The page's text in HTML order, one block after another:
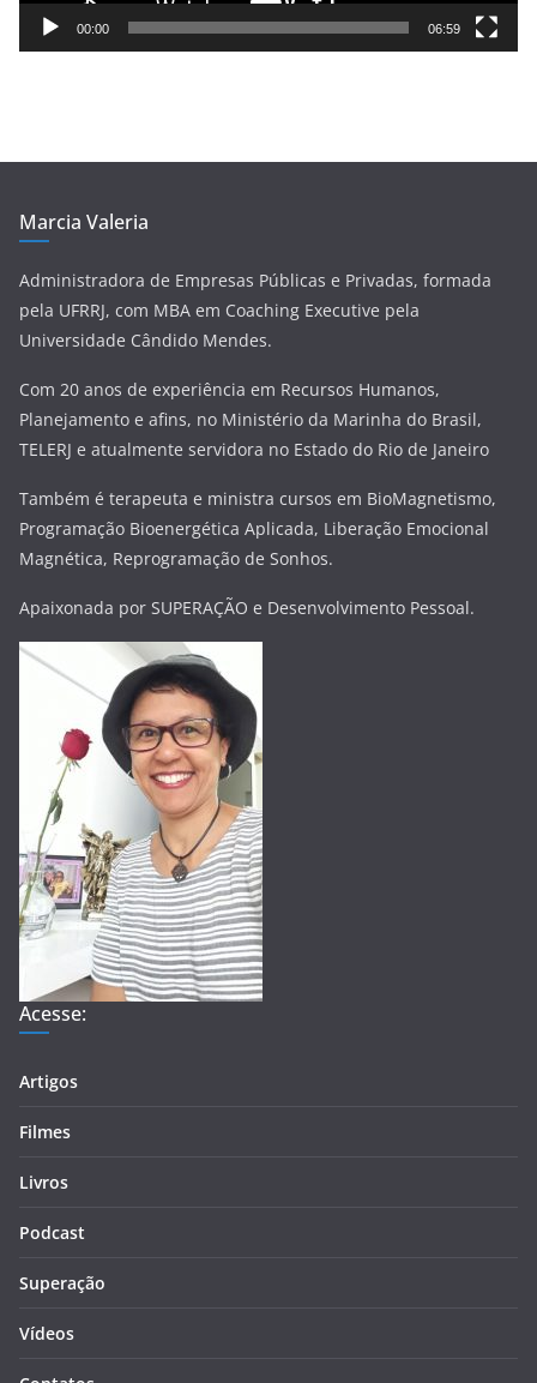
v
00:00 06:59
Marcia Valeria
Administradora de Empresas Públicas e Privadas, formada
pela UFRRJ, com MBA em Coaching Executive pela
Universidade Cândido Mendes.
Com 20 anos de experiência em Recursos Humanos,
Planejamento e afins, no Ministério da Marinha do Brasil,
TELERJ e atualmente servidora no Estado do Rio de Janeiro
Também é terapeuta e ministra cursos em BioMagnetismo,
Programação Bioenergética Aplicada, Liberação Emocional
Magnética, Reprogramação de Sonhos.
Apaixonada por SUPERAÇÃO e Desenvolvimento Pessoal.
Acesse:
Artigos
Filmes
Livros
Podcast
Superação
Vídeos